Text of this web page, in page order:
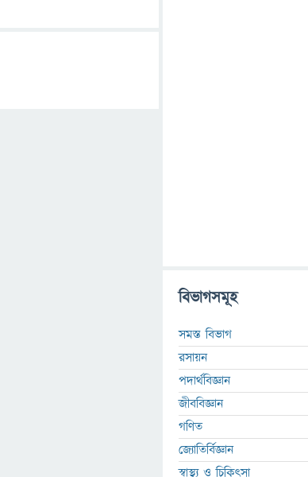
বিভাগসমূহ
সমস্ত বিভাগ
রসায়ন
পদার্থবিজ্ঞান
জীববিজ্ঞান
গণিত
জ্যোতির্বিজ্ঞান
স্বাস্থ্য ও চিকিৎসা